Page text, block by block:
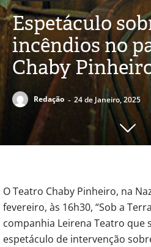
Espetáculo
incêndios no
Chaby
Redação - 24 de Janeiro, 2025
O Teatro Chaby Pinheiro, na
fevereiro, às 16h30, “Sob a
companhia Leirena Teatro que
espetáculo de intervenção